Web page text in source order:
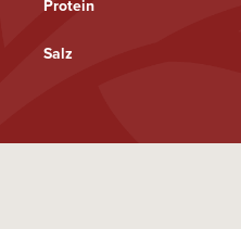
Protein
Salz